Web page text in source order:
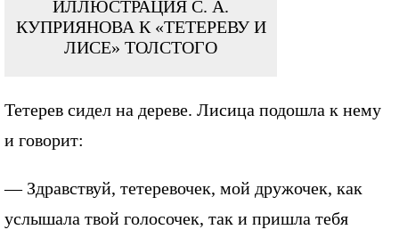
ИЛЛЮСТРАЦИЯ С. А.
КУПРИЯНОВА К «ТЕТЕРЕВУ И
ЛИСЕ» ТОЛСТОГО
Тетерев сидел на дереве. Лисица подошла к нему
и говорит:
— Здравствуй, тетеревочек, мой дружочек, как
услышала твой голосочек, так и пришла тебя